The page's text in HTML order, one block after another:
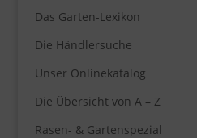
Das Garten-Lexikon
Die Händlersuche
Unser Onlinekatalog
Die Übersicht von A – Z
Rasen- & Gartenspezial